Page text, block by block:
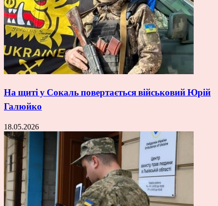
На щиті у Сокаль повертається військовий Юрій
Галюйко
18.05.2026